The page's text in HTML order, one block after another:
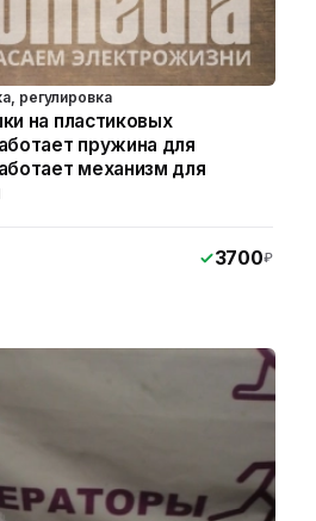
регулировка
на пластиковых
пружина для
механизм для
3700₽